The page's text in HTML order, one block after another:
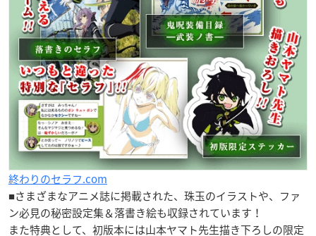
終わりのセラフ.com
■さまざまなアニメ誌に掲載された、珠玉のイラストや、ファ
ン必見の秘密設定集＆落書き絵も収録されています！
また特典として、初版本には山本ヤマト先生描き下ろしの限定